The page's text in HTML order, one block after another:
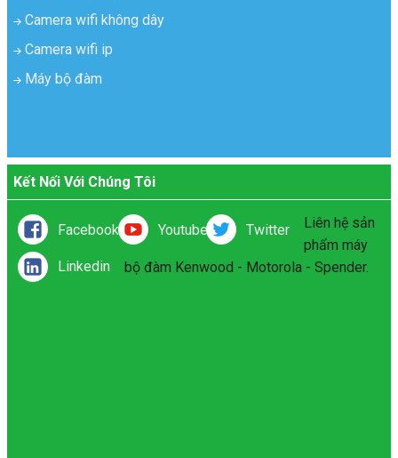
Camera wifi không dây
Camera wifi ip
Máy bộ đàm
Kết Nối Với Chúng Tôi
Facebook Youtube Twitter
Linkedin
Liên hệ sản
phẩm máy
bộ đàm Kenwood - Motorola - Spender.